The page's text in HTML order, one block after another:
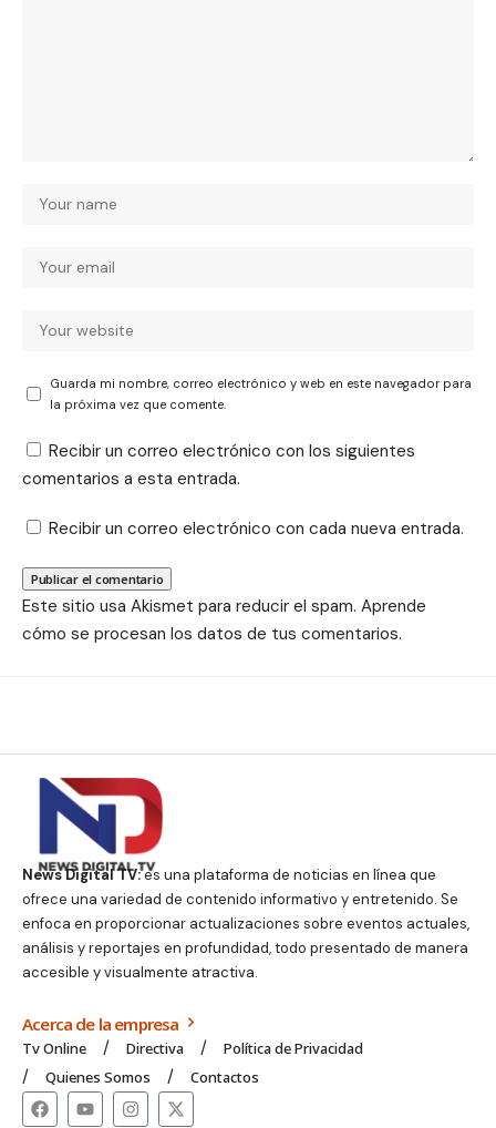
Guarda mi nombre, correo electrónico y web en este navegador para
la próxima vez que comente.
Recibir un correo electrónico con los siguientes
comentarios a esta entrada.
Recibir un correo electrónico con cada nueva entrada.
Este sitio usa Akismet para reducir el spam. Aprende
cómo se procesan los datos de tus comentarios.
News Digital TV:es una plataforma de noticias en línea que
ofrece una variedad de contenido informativo y entretenido. Se
enfoca en proporcionar actualizaciones sobre eventos actuales,
análisis y reportajes en profundidad, todo presentado de manera
accesible y visualmente atractiva.
Acerca de la empresa
Tv Online Directiva
Política de Privacidad
Quienes Somos
Contactos